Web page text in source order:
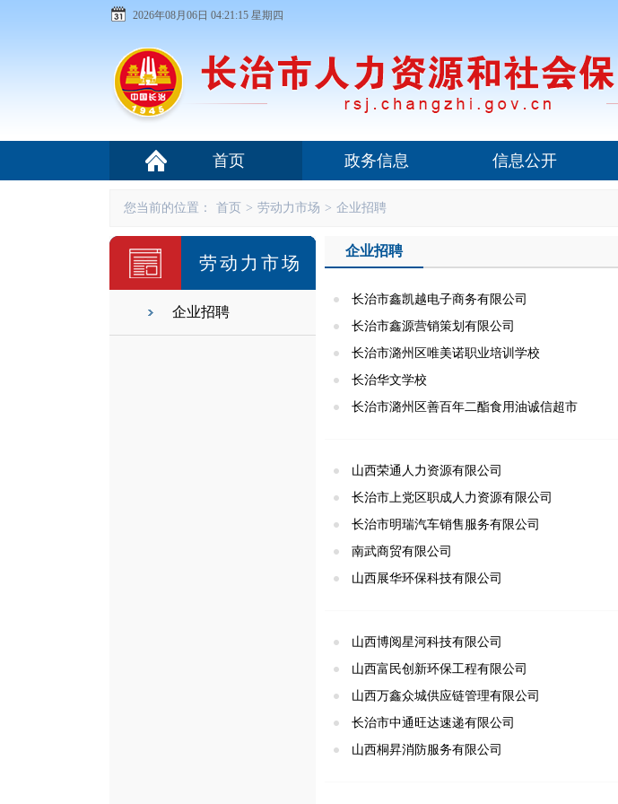
2026年08月06日 04:21:15 星期四
首页 政务信息 信息公开
您当前的位置： 首页 > 劳动力市场 > 企业招聘
劳动力市场
企业招聘
企业招聘
长治市鑫凯越电子商务有限公司
长治市鑫源营销策划有限公司
长治市潞州区唯美诺职业培训学校
长治华文学校
长治市潞州区善百年二酯食用油诚信超市
山西荣通人力资源有限公司
长治市上党区职成人力资源有限公司
长治市明瑞汽车销售服务有限公司
南武商贸有限公司
山西展华环保科技有限公司
山西博阅星河科技有限公司
山西富民创新环保工程有限公司
山西万鑫众城供应链管理有限公司
长治市中通旺达速递有限公司
山西桐昇消防服务有限公司